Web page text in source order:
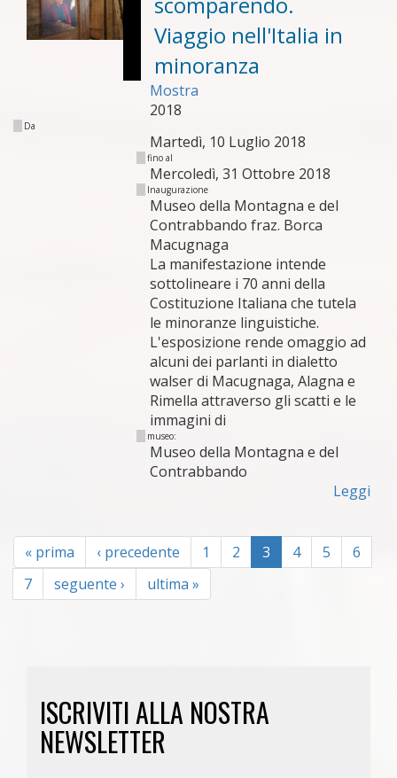
Viaggio nell'Italia in
minoranza
Mostra
2018
Da
Martedì, 10 Luglio 2018
fino al
Mercoledì, 31 Ottobre 2018
Inaugurazione
Museo della Montagna e del
Contrabbando fraz. Borca
Macugnaga
La manifestazione intende
sottolineare i 70 anni della
Costituzione Italiana che tutela
le minoranze linguistiche.
L'esposizione rende omaggio ad
alcuni dei parlanti in dialetto
walser di Macugnaga, Alagna e
Rimella attraverso gli scatti e le
immagini di
museo:
Museo della Montagna e del
Contrabbando
Leggi
« prima ‹ precedente 1 2 3 4 5
6
7
seguente › ultima »
ISCRIVITI ALLA NOSTRA
NEWSLETTER